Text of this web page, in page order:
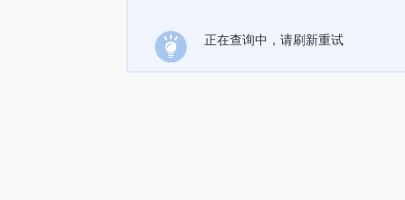
正在查询中，请刷新重试